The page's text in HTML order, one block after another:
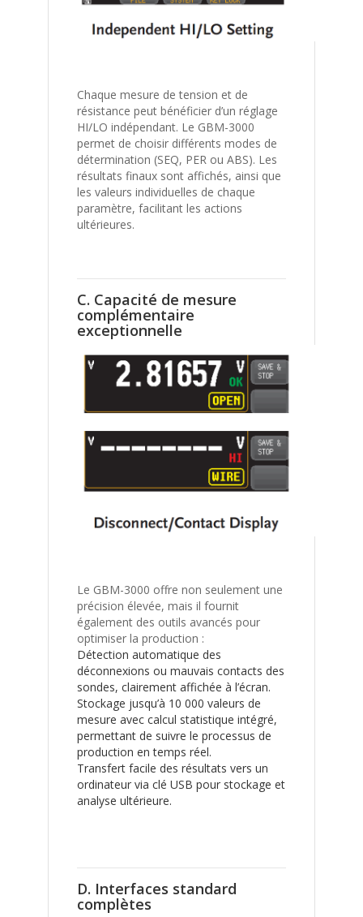
Chaque mesure de tension et de
résistance peut bénéficier d’un réglage
HI/LO indépendant. Le GBM-3000
permet de choisir différents modes de
détermination (SEQ, PER ou ABS). Les
résultats finaux sont affichés, ainsi que
les valeurs individuelles de chaque
paramètre, facilitant les actions
ultérieures.
C. Capacité de mesure
complémentaire
exceptionnelle
Le GBM-3000 offre non seulement une
précision élevée, mais il fournit
également des outils avancés pour
optimiser la production :
Détection automatique des
déconnexions ou mauvais contacts des
sondes, clairement affichée à l’écran.
Stockage jusqu’à 10 000 valeurs de
mesure avec calcul statistique intégré,
permettant de suivre le processus de
production en temps réel.
Transfert facile des résultats vers un
ordinateur via clé USB pour stockage et
analyse ultérieure.
D. Interfaces standard
complètes